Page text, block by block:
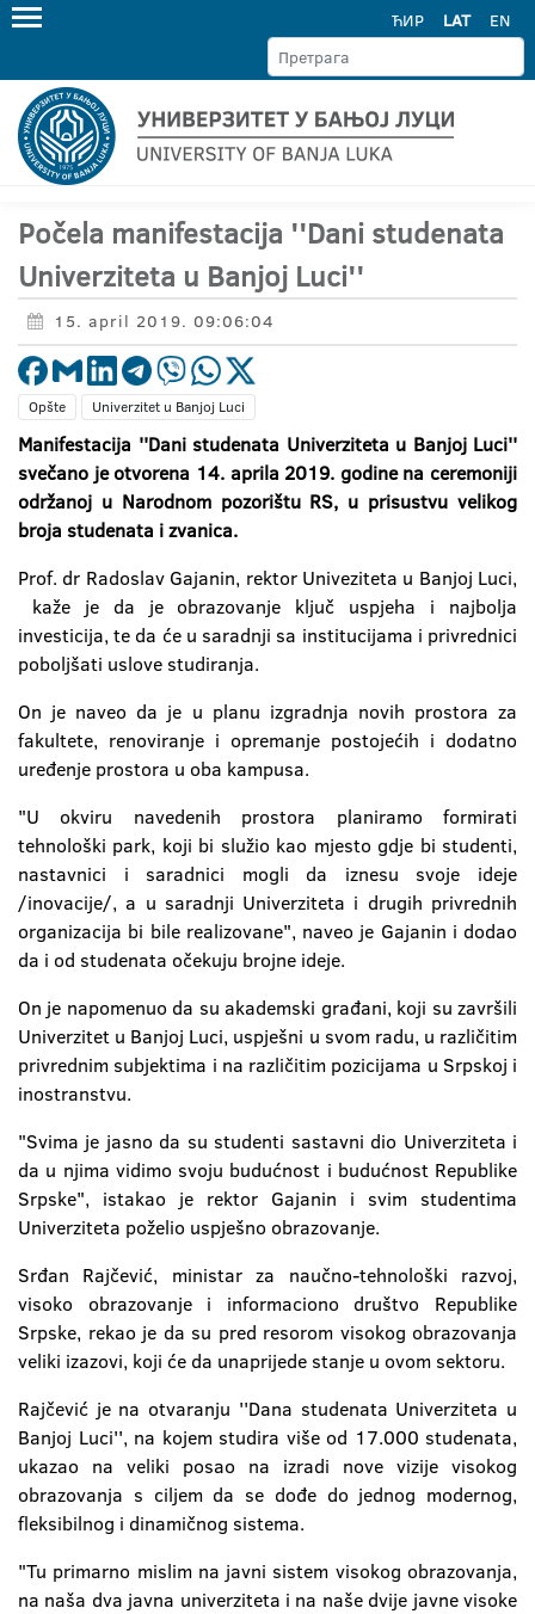
ЋИР LAT EN
Počela manifestacija ''Dani studenata
Univerziteta u Banjoj Luci''
15. april 2019. 09:06:04
Opšte Univerzitet u Banjoj Luci
Manifestacija ''Dani studenata Univerziteta u Banjoj Luci''
svečano je otvorena 14. aprila 2019. godine na ceremoniji
održanoj u Narodnom pozorištu RS, u prisustvu velikog
broja studenata i zvanica.
Prof. dr Radoslav Gajanin, rektor Univeziteta u Banjoj Luci,
kaže je da je obrazovanje ključ uspjeha i najbolja
investicija, te da će u saradnji sa institucijama i privrednici
poboljšati uslove studiranja.
On je naveo da je u planu izgradnja novih prostora za
fakultete, renoviranje i opremanje postojećih i dodatno
uređenje prostora u oba kampusa.
"U okviru navedenih prostora planiramo formirati
tehnološki park, koji bi služio kao mjesto gdje bi studenti,
nastavnici i saradnici mogli da iznesu svoje ideje
/inovacije/, a u saradnji Univerziteta i drugih privrednih
organizacija bi bile realizovane", naveo je Gajanin i dodao
da i od studenata očekuju brojne ideje.
On je napomenuo da su akademski građani, koji su završili
Univerzitet u Banjoj Luci, uspješni u svom radu, u različitim
privrednim subjektima i na različitim pozicijama u Srpskoj i
inostranstvu.
"Svima je jasno da su studenti sastavni dio Univerziteta i
da u njima vidimo svoju budućnost i budućnost Republike
Srpske", istakao je rektor Gajanin i svim studentima
Univerziteta poželio uspješno obrazovanje.
Srđan Rajčević, ministar za naučno-tehnološki razvoj,
visoko obrazovanje i informaciono društvo Republike
Srpske, rekao je da su pred resorom visokog obrazovanja
veliki izazovi, koji će da unaprijede stanje u ovom sektoru.
Rajčević je na otvaranju ''Dana studenata Univerziteta u
Banjoj Luci'', na kojem studira više od 17.000 studenata,
ukazao na veliki posao na izradi nove vizije visokog
obrazovanja s ciljem da se dođe do jednog modernog,
fleksibilnog i dinamičnog sistema.
"Tu primarno mislim na javni sistem visokog obrazovanja,
na naša dva javna univerziteta i na naše dvije javne visoke